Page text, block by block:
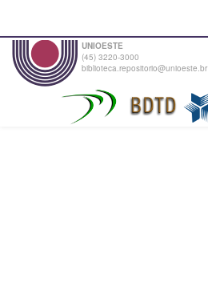
UNIOESTE
(45) 3220-3000
biblioteca.repositorio@unioeste.br